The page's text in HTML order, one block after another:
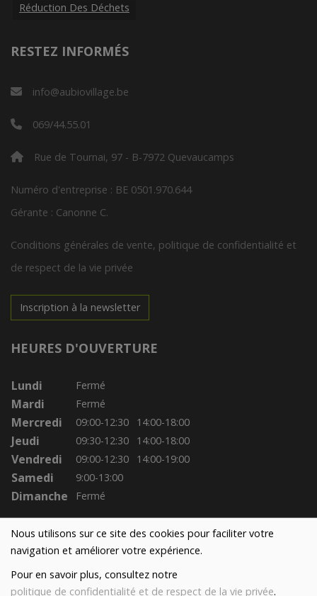
Nous utilisons sur ce site des cookies pour faciliter votre
navigation et améliorer votre expérience.
Pour en savoir plus, consultez notre
politique de confidentialité et de respect de la vie privée.
Réduction Des Déchets
RESTEZ INFORMÉS
info@aubiovillage.be
069/44.55.01
Rue de Tournai, 97 - B-7972 Quevaucamps
Numéro d'entreprise : BE 0501.970.644
Gérante : Canonne C.
Conditions générales de vente, politique de confidentialité et
de respect de la vie privée
Inscription à la newsletter
HEURES D'OUVERTURE
Lundi Fermé
Mardi Fermé
Mercredi 09:00-12:30 14:00-18:00
Jeudi 09:30-12:30 14:00-18:00
Vendredi 09:00-12:30 14:00-19:00
Samedi 9:00-13:00
Dimanche Fermé